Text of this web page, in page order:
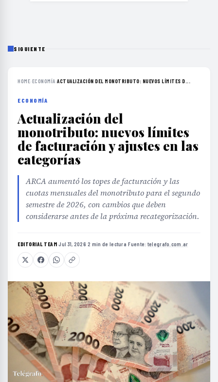
SIGUIENTE
HOME›ECONOMÍA›ACTUALIZACIÓN DEL MONOTRIBUTO: NUEVOS LÍMITES D...
ECONOMÍA
Actualización del
monotributo: nuevos límites
de facturación y ajustes en las
categorías
ARCA aumentó los topes de facturación y las
cuotas mensuales del monotributo para el segundo
semestre de 2026, con cambios que deben
considerarse antes de la próxima recategorización.
EDITORIAL TEAM·Jul 31, 2026·2 min de lectura·Fuente: telegrafo.com.ar